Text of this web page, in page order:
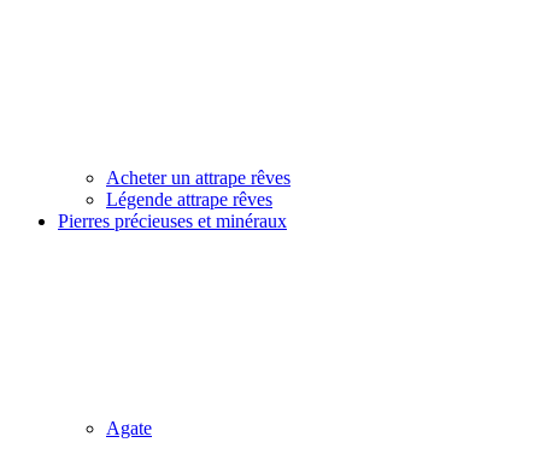
Acheter un attrape rêves
Légende attrape rêves
Pierres précieuses et minéraux
Agate